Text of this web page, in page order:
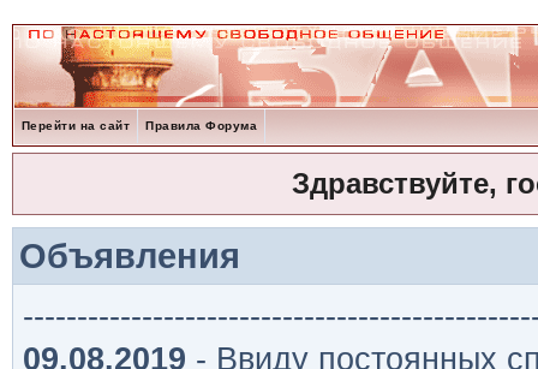
Перейти на сайт Правила Форума
Здравствуйте,
Объявления
09.08.2019 - Ввиду постоянных